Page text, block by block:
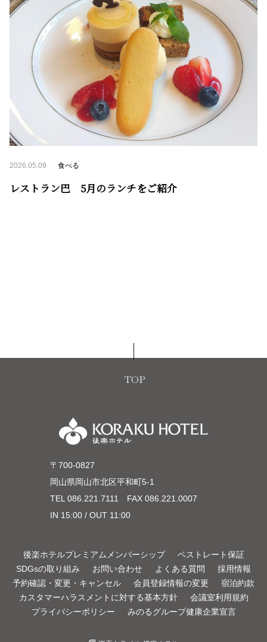
2026.05.09 食べる
レストラン巴 5月のランチをご紹介
TOP
〒700-0827
岡山県岡山市北区平和町5-1
TEL 086.221.7111
FAX 086.221.0007
IN 15:00 / OUT 11:00
後楽ホテルプレミアムメンバーシップ
ベストレート保証
SDGsの取り組み
お問い合わせ よくある質問
採用情報
予約確認・変更・キャンセル
会員登録情報の変更
宿泊約款
カスタマーハラスメントに対する基本方針
会議室利用規約
プライバシーポリシー
みのるグループ健康企業宣言